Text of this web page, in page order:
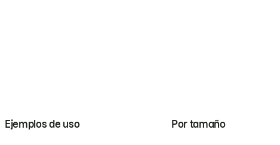
Ejemplos de uso Por tamaño